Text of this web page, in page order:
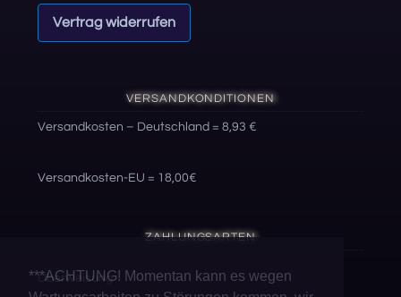
Vertrag widerrufen
VERSANDKONDITIONEN
Versandkosten – Deutschland = 8,93 €
Versandkosten-EU = 18,00€
ZAHLUNGSARTEN
Überweisung
***ACHTUNG! Momentan kann es wegen